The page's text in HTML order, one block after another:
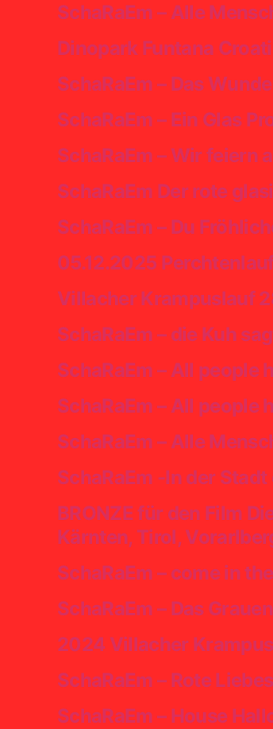
SchaRaEm – Alle
Dinopark Funtana
SchaRaEm – Das
SchaRaEm – Ein Glas
SchaRaEm – Wir feiern
SchaRaEm Der rote
SchaRaEm – Du
05.12.2025
Villacher Krampuslauf
SchaRaEm – die Kuh
SchaRaEm – All
SchaRaEm – All
SchaRaEm – Alle
SchaRaEm -In der
BRONZE für den Film
Kärnten, Tirol,
SchaRaEm – come in
SchaRaEm – Das
2024 Villacher
SchaRaEm – Rote
SchaRaEm – House